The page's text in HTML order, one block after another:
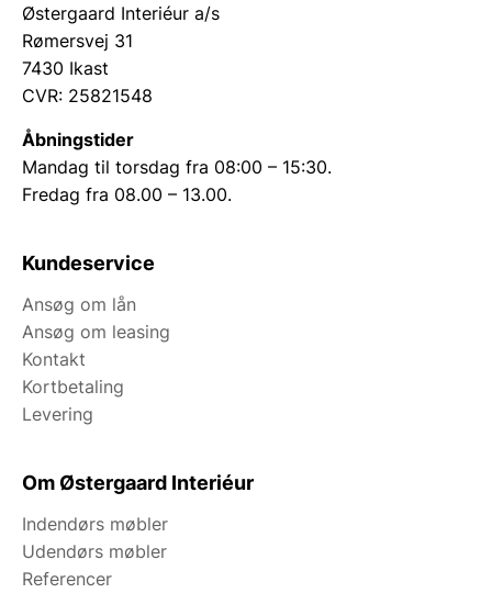
Østergaard Interiéur a/s
Rømersvej 31
7430 Ikast
CVR: 25821548
Åbningstider
Mandag til torsdag fra 08:00 – 15:30.
Fredag fra 08.00 – 13.00.
Kundeservice
Ansøg om lån
Ansøg om leasing
Kontakt
Kortbetaling
Levering
Om Østergaard Interiéur
Indendørs møbler
Udendørs møbler
Referencer